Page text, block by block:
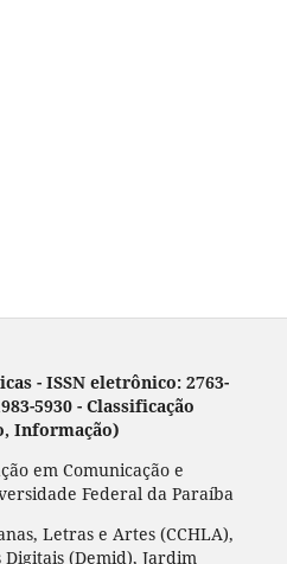
- ISSN eletrônico: 2763-
5930 - Classificação
Informação)
em Comunicação e
Federal da Paraíba
Letras e Artes (CCHLA),
(Demid), Jardim